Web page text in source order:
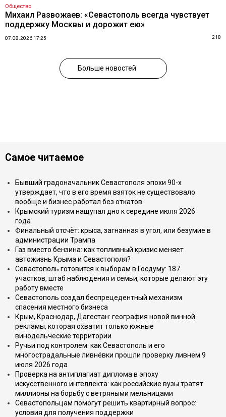
Общество
Михаил Развожаев: «Севастополь всегда чувствует
поддержку Москвы и дорожит ею»
07.08.2026 17:25 218
Больше новостей
Самое читаемое
Бывший градоначальник Севастополя эпохи 90-х
утверждает, что в его время взяток не существовало
вообще и бизнес работал без откатов
Крымский туризм нащупал дно к середине июля 2026
года
Финальный отсчёт: крыса, загнанная в угол, или безумие в
администрации Трампа
Газ вместо бензина: как топливный кризис меняет
автожизнь Крыма и Севастополя?
Севастополь готовится к выборам в Госдуму: 187
участков, штаб наблюдения и семьи, которые делают эту
работу вместе
Севастополь создал беспрецедентный механизм
спасения местного бизнеса
Крым, Краснодар, Дагестан: география новой винной
рекламы, которая охватит только южные
винодельческие территории
Ручьи под контролем: как Севастополь и его
многострадальные ливнёвки прошли проверку ливнем 9
июля 2026 года
Проверка на антиплагиат диплома в эпоху
искусственного интеллекта: как российские вузы тратят
миллионы на борьбу с ветряными мельницами
Севастопольцам помогут решить квартирный вопрос:
условия для получения поддержки